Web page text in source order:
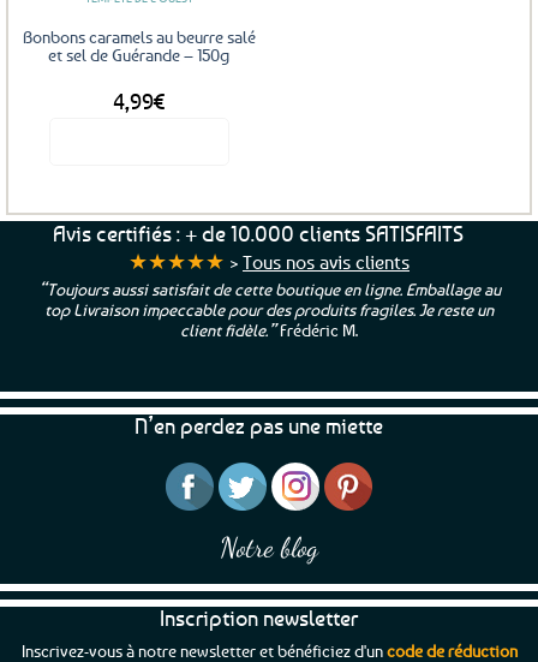
Bonbons caramels au beurre salé
et sel de Guérande – 150g
4,99€
Avis certifiés : + de 10.000 clients SATISFAITS
★★★★★ > Tous nos avis clients
“Toujours aussi satisfait de cette boutique en ligne. Emballage au
top Livraison impeccable pour des produits fragiles. Je reste un
client fidèle.”Frédéric M.
N’en perdez pas une miette
Notre blog
Inscription newsletter
Inscrivez-vous à notre newsletter et bénéficiez d'uncode de réduction